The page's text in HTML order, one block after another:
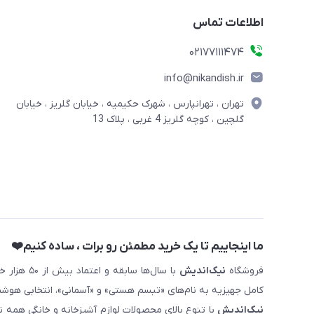
اطلاعات تماس
02177111474
info@nikandish.ir
تهران ، تهرانپارس ، شهرک حکیمیه ، خیابان گلریز ، خیابان
گلچین ، کوچه گلریز 4 غربی ، پلاک 13
ما اینجاییم تا یک خرید مطمئن رو برات ، ساده کنیم❤️
فروشگاه نیک‌اندیش
با
کامل جهیزیه به نام‌های «تبسم هستی» و «آسمانی»، انتخابی
نیک‌اندیش با تنوع بالای محصولات لوازم آشپزخانه و خانگی